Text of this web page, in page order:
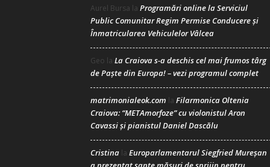
Aurel Bursa la Programări online la Serviciul
Public Comunitar Regim Permise Conducere şi
Înmatricularea Vehiculelor Vâlcea
Geo la La Craiova s-a deschis cel mai frumos târg
de Paște din Europa! – vezi programul complet
matrimonialeok.com la Filarmonica Oltenia
Craiova: “METAmorfoze” cu violonistul Aron
Cavassi și pianistul Daniel Dascălu
Cristina la Europarlamentarul Siegfried Mureșan